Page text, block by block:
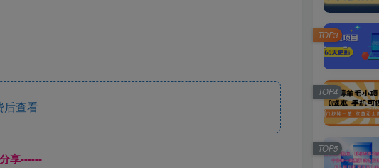
后查看
享------
TOP3
TOP4
TOP5